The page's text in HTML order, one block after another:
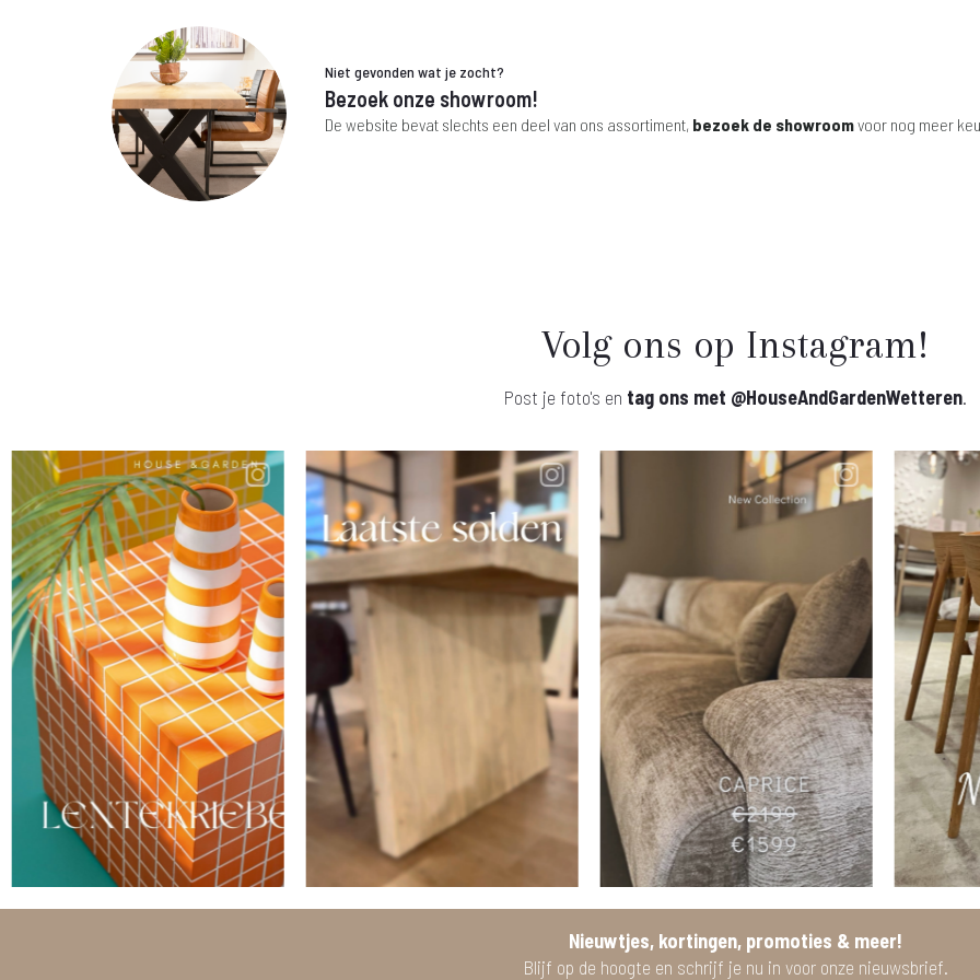
Niet gevonden wat je zocht?
Bezoek onze showroom!
De website bevat slechts een deel van ons assortiment, bezoek de showroomvoor nog meer
Volg ons op Instagram!
Post je foto's en tag ons met @HouseAndGardenWetteren.
Nieuwtjes, kortingen, promoties & meer!
Blijf op de hoogte en schrijf je nu in voor onze nieuwsbrief.